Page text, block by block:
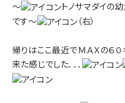
～
トノサマダイの
です～
（右）
帰りはここ最近でＭＡＸの６
来た感じでした．．．